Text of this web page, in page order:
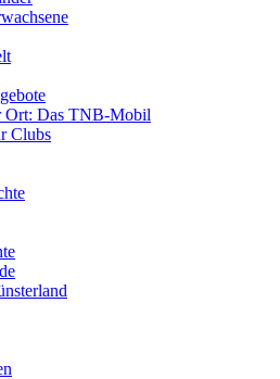
Ort: Das TNB-Mobil
Clubs